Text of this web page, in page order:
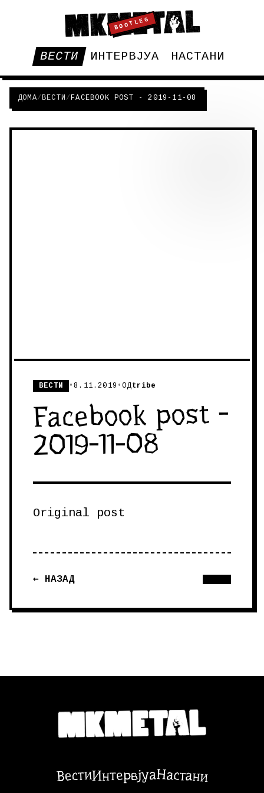
BOOTLEG
ВЕСТИ ИНТЕРВЈУА НАСТАНИ
ДОМА/ВЕСТИ /FACEBOOK POST - 2019-11-08
ВЕСТИ •8.11.2019 •ОДtribe
Facebook post -
2019-11-08
Original post
← НАЗАД
ВестиИнтервјуаНастани